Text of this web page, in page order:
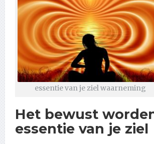
essentie van je ziel waarneming
Het bewust
essentie van je ziel